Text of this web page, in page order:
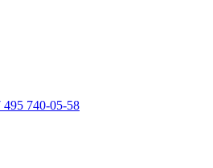
495 740-05-58